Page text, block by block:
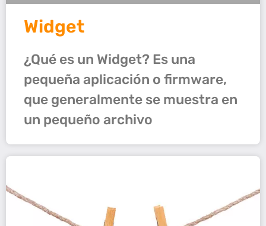
Widget
¿Qué es un Widget? Es una
pequeña aplicación o firmware,
que generalmente se muestra en
un pequeño archivo